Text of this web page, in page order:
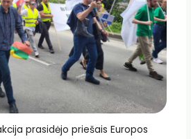
prasidėjo priešais Europos